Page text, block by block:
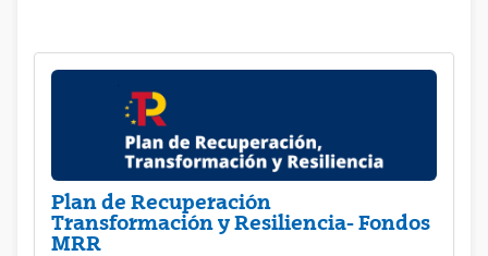
Plan de Recuperación
Transformación y Resiliencia- Fondos
MRR